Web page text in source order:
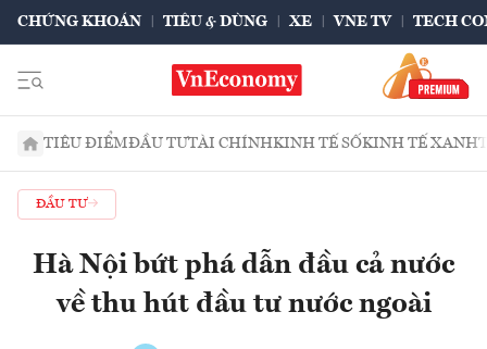
CHỨNG KHOÁN TIÊU & DÙNG XE VNE TV TECH
TIÊU ĐIỂMĐẦU TƯTÀI CHÍNHKINH TẾ SỐKINH TẾ XANH
ĐẦU TƯ
Hà Nội bứt phá dẫn đầu cả nước
về thu hút đầu tư nước ngoài